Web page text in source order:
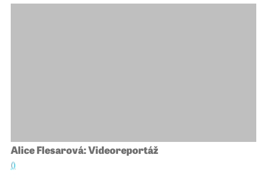
Alice Flesarová: Videoreportáž
()